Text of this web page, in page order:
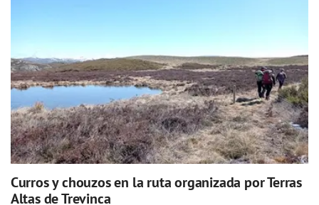
Curros y chouzos en la ruta organizada por Terras
Altas de Trevinca